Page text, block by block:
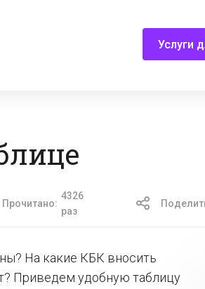
Услуги
Прочитано:
4326
раз
На какие КБК вносить
Приведем удобную таблицу